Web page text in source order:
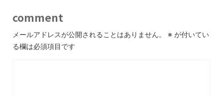
comment
メールアドレスが公開されることはありません。 ※ が付いてい
る欄は必須項目です